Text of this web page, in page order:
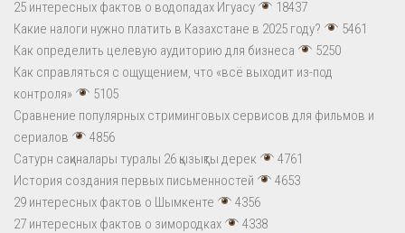
25 интересных фактов о водопадах Игуасу
18437
Какие налоги нужно платить в Казахстане в 2025 году?
5461
Как определить целевую аудиторию для бизнеса
5250
Как справляться с ощущением, что «всё выходит из-под
контроля»
5105
Сравнение популярных стриминговых сервисов для фильмов и
сериалов
4856
Сатурн сақиналары туралы 26 қызықты дерек
4761
История создания первых письменностей
4653
29 интересных фактов о Шымкенте
4356
27 интересных фактов о зимородках
4338